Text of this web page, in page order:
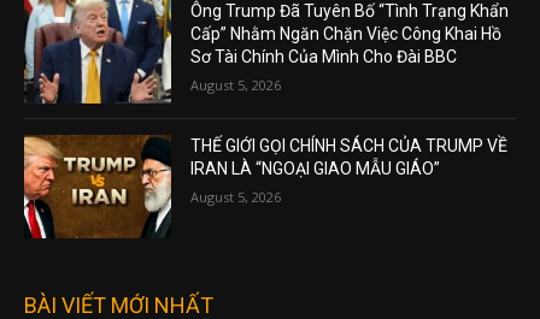
Ông Trump Đã Tuyên Bố “Tình Trạng Khẩn
Cấp” Nhằm Ngăn Chặn Việc Công Khai Hồ
Sơ Tài Chính Của Mình Cho Đài BBC
August 5, 2026
THẾ GIỚI GỌI CHÍNH SÁCH CỦA TRUMP VỀ
IRAN LÀ “NGOẠI GIAO MẪU GIÁO”
August 5, 2026
BÀI VIẾT MỚI NHẤT